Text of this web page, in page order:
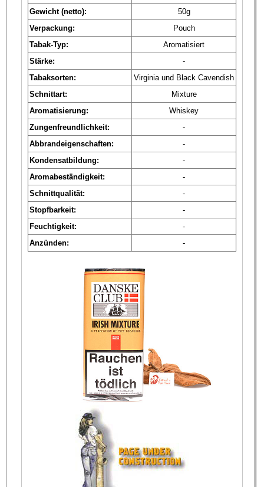
Gewicht (netto):
50g
Verpackung:
Pouch
Tabak-Typ:
Aromatisiert
Stärke:
-
Tabaksorten:
Virginia und Black Cavendish
Schnittart:
Mixture
Aromatisierung:
Whiskey
Zungenfreundlichkeit:
-
Abbrandeigenschaften:
-
Kondensatbildung:
-
Aromabeständigkeit:
-
Schnittqualität:
-
Stopfbarkeit:
-
Feuchtigkeit:
-
Anzünden:
-